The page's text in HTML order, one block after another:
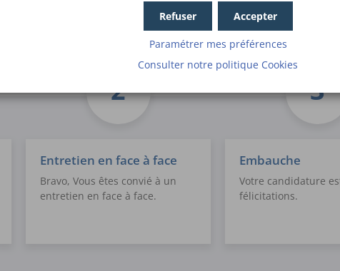
Entretien en face à face
Bravo, Vous êtes convié à un
entretien en face à face.
Embauche
Votre candidature
félicitations.
Accepter
Refuser
Paramétrer mes préférences
Consulter notre politique Cookies